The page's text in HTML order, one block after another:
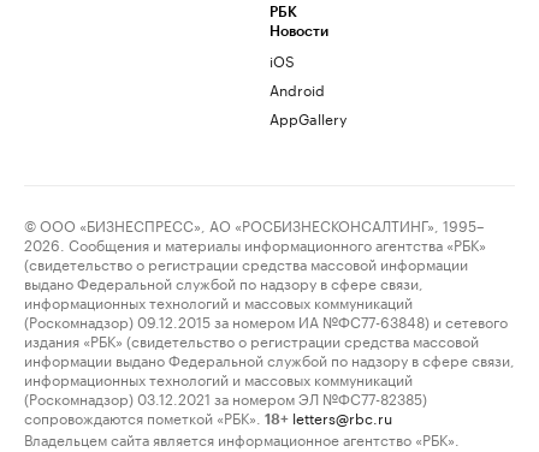
РБК
Новости
iOS
Android
AppGallery
© ООО «БИЗНЕСПРЕСС», АО «РОСБИЗНЕСКОНСАЛТИНГ», 1995–
2026. Сообщения и материалы информационного агентства «РБК»
(свидетельство о регистрации средства массовой информации
выдано Федеральной службой по надзору в сфере связи,
информационных технологий и массовых коммуникаций
(Роскомнадзор) 09.12.2015 за номером ИА №ФС77-63848) и сетевого
издания «РБК» (свидетельство о регистрации средства массовой
информации выдано Федеральной службой по надзору в сфере связи,
информационных технологий и массовых коммуникаций
(Роскомнадзор) 03.12.2021 за номером ЭЛ №ФС77-82385)
сопровождаются пометкой «РБК».
18+ letters@rbc.ru
Владельцем сайта является информационное агентство «РБК».